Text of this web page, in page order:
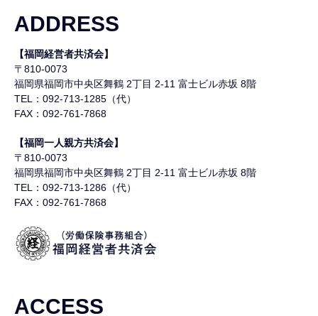
ADDRESS
【福岡経営者共済会】
〒810-0073
福岡県福岡市中央区舞鶴 2丁目 2-11 富士ビル赤坂 8階
TEL：092-713-1285（代）
FAX：092-761-7868
【福岡一人親方共済会】
〒810-0073
福岡県福岡市中央区舞鶴 2丁目 2-11 富士ビル赤坂 8階
TEL：092-713-1286（代）
FAX：092-761-7868
ACCESS